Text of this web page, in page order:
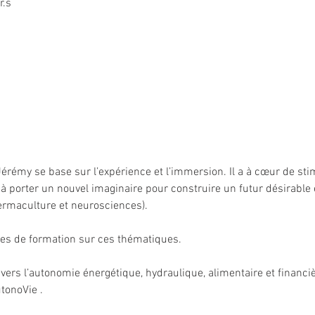
se base sur l’expérience et l’immersion. Il a à cœur de
porter un nouvel imaginaire pour construire un futur désirable
et neurosciences).
de formation sur ces thématiques.
l’autonomie énergétique, hydraulique, alimentaire et
.